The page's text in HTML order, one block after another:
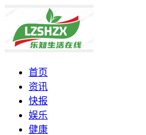
首页
资讯
快报
娱乐
健康